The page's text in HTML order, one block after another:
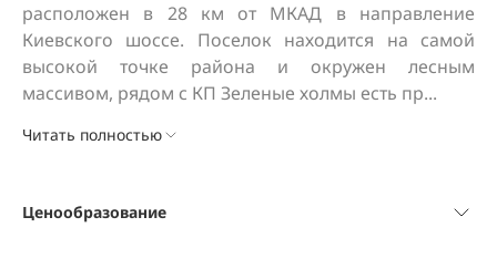
расположен в 28 км от МКАД в направление
Киевского шоссе. Поселок находится на самой
высокой точке района и окружен лесным
массивом, рядом с КП Зеленые холмы есть пр...
Читать полностью
Ценообразование